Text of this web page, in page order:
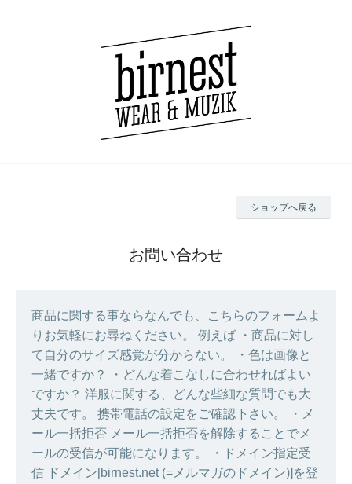
ショップへ戻る
お問い合わせ
商品に関する事ならなんでも、こちらのフォームよ
りお気軽にお尋ねください。 例えば ・商品に対し
て自分のサイズ感覚が分からない。 ・色は画像と
一緒ですか？ ・どんな着こなしに合わせればよい
ですか？ 洋服に関する、どんな些細な質問でも大
丈夫です。 携帯電話の設定をご確認下さい。 ・メ
ール一括拒否 メール一括拒否を解除することでメ
ールの受信が可能になります。 ・ドメイン指定受
信 ドメイン[birnest.net (=メルマガのドメイン)]を登